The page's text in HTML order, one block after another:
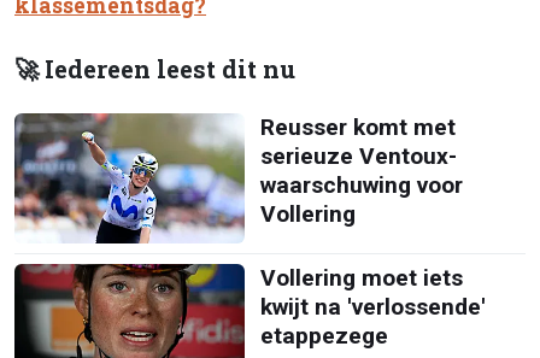
🚀 Iedereen leest dit nu
Reusser komt met
serieuze Ventoux-
waarschuwing voor
Vollering
Vollering moet iets
kwijt na 'verlossende'
etappezege